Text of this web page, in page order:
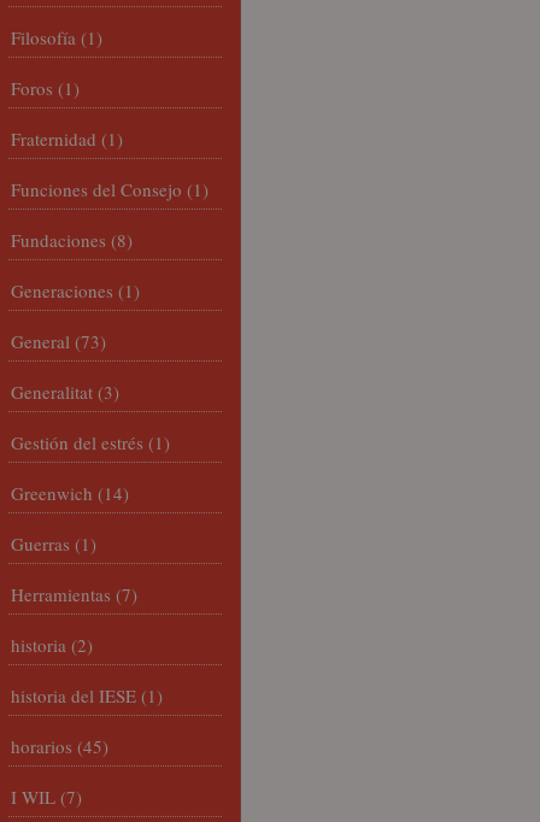
Filosofía (1)
Foros (1)
Fraternidad (1)
Funciones del Consejo (1)
Fundaciones (8)
Generaciones (1)
General (73)
Generalitat (3)
Gestión del estrés (1)
Greenwich (14)
Guerras (1)
Herramientas (7)
historia (2)
historia del IESE (1)
horarios (45)
I WIL (7)